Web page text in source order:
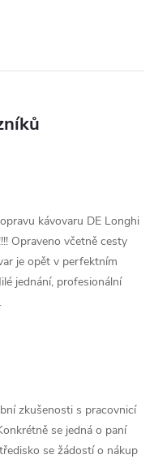
kávovaru DE Longhi
Opraveno včetně cesty
je opět v perfektním
jednání, profesionální
zkušenosti s pracovnicí
se jedná o paní
se žádostí o nákup